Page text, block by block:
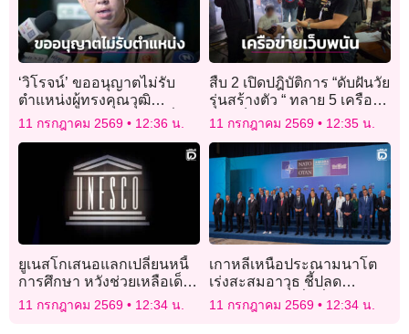
‘วิโรจน์’ ขออนุญาตไม่รับ
ตำแหน่งผู้ทรงคุณวุฒิ
กทม.ขอบคุณ ‘ชัชชาติ’ ที่ให้
11 กรกฎาคม 2569 12:36 น.
สืบ 2 เปิดปฎิบัติการ “ดับฝันวัย
รุ่นสร้างตัว “ ทลาย 5 เครือ
ข่ายเว็บพนัน ค้น 12 จุด
11 กรกฎาคม 2569 12:35 น.
ยูเนสโกเสนอแลกเปลี่ยนหนี้
การศึกษา หวังช่วยเหลือเด็ก
ในประเทศยากจน
11 กรกฎาคม 2569 12:34 น.
เกาหลีเหนือประณามนาโต
เร่งสะสมอาวุธ ชี้ปลด
นิวเคลียร์ต้องเริ่มที่ “พันธมิตร
11 กรกฎาคม 2569 12:34 น.